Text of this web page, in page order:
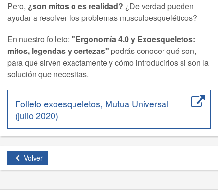
Pero, ¿son mitos o es realidad? ¿De verdad pueden
ayudar a resolver los problemas musculoesqueléticos?
En nuestro folleto: "Ergonomía 4.0 y Exoesqueletos:
mitos, legendas y certezas" podrás conocer qué son,
para qué sirven exactamente y cómo introducirlos si son la
solución que necesitas.
Folleto exoesqueletos, Mutua Universal
(julio 2020)
Volver